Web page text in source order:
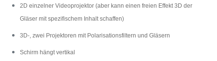
2D einzelner Videoprojektor (aber kann einen freien Effekt 3D der
Gläser mit spezifischem Inhalt schaffen)
3D-, zwei Projektoren mit Polarisationsfiltern und Gläsern
Schirm hängt vertikal